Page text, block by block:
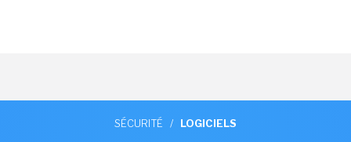
SÉCURITÉ / LOGICIELS